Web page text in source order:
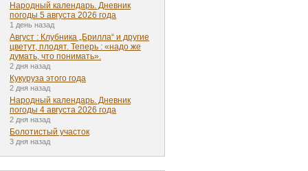
Народный календарь. Дневник
погоды 5 августа 2026 года
1 день назад
Август : Клубника „Брилла“ и другие
цветут, плодят. Теперь : «надо же
думать, что понимать».
2 дня назад
Кукуруза этого года
2 дня назад
Народный календарь. Дневник
погоды 4 августа 2026 года
2 дня назад
Болотистый участок
3 дня назад